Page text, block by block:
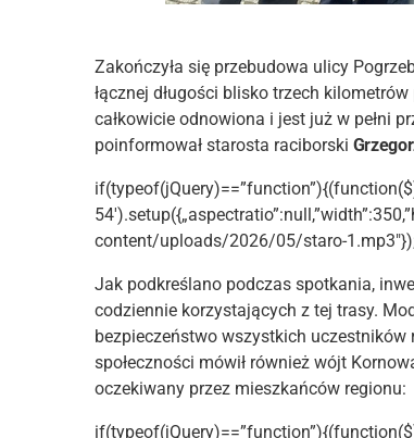
Zakończyła się przebudowa ulicy
łącznej długości blisko trzech
całkowicie odnowiona i jest już w pełni
poinformował starosta raciborski
content/uploads/2026/05/staro-
Jak podkreślano podczas spotkania,
codziennie korzystających z tej trasy.
bezpieczeństwo wszystkich
społeczności mówił również wójt
oczekiwany przez mieszkańców regionu: